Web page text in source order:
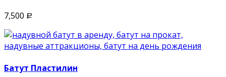
7,500 Р
Батут Пластилин